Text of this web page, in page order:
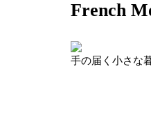
French
手の届く小さな